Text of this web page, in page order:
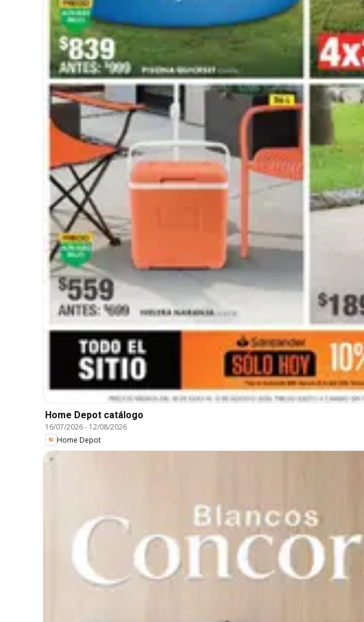
Home Depot catálogo
16/07/2026- 12/08/2026
Home Depot